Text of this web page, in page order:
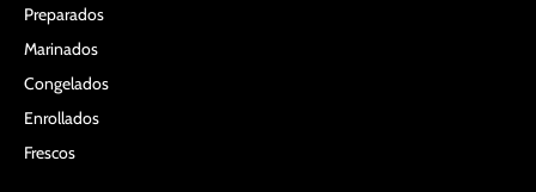
Preparados
Marinados
Congelados
Enrollados
Frescos